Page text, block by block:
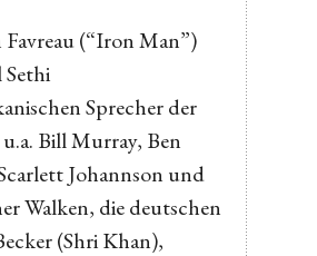
Favreau (“Iron Man”)
Sethi
Sprecher der
Bill Murray, Ben
Johannson und
Walken, die deutschen
(Shri Khan),